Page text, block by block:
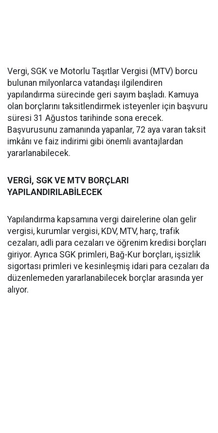
Vergi, SGK ve Motorlu Taşıtlar Vergisi (MTV) borcu
bulunan milyonlarca vatandaşı ilgilendiren
yapılandırma sürecinde geri sayım başladı. Kamuya
olan borçlarını taksitlendirmek isteyenler için başvuru
süresi 31 Ağustos tarihinde sona erecek.
Başvurusunu zamanında yapanlar, 72 aya varan taksit
imkânı ve faiz indirimi gibi önemli avantajlardan
yararlanabilecek.
VERGİ, SGK VE MTV BORÇLARI
YAPILANDIRILABİLECEK
Yapılandırma kapsamına vergi dairelerine olan gelir
vergisi, kurumlar vergisi, KDV, MTV, harç, trafik
cezaları, adli para cezaları ve öğrenim kredisi borçları
giriyor. Ayrıca SGK primleri, Bağ-Kur borçları, işsizlik
sigortası primleri ve kesinleşmiş idari para cezaları da
düzenlemeden yararlanabilecek borçlar arasında yer
alıyor.